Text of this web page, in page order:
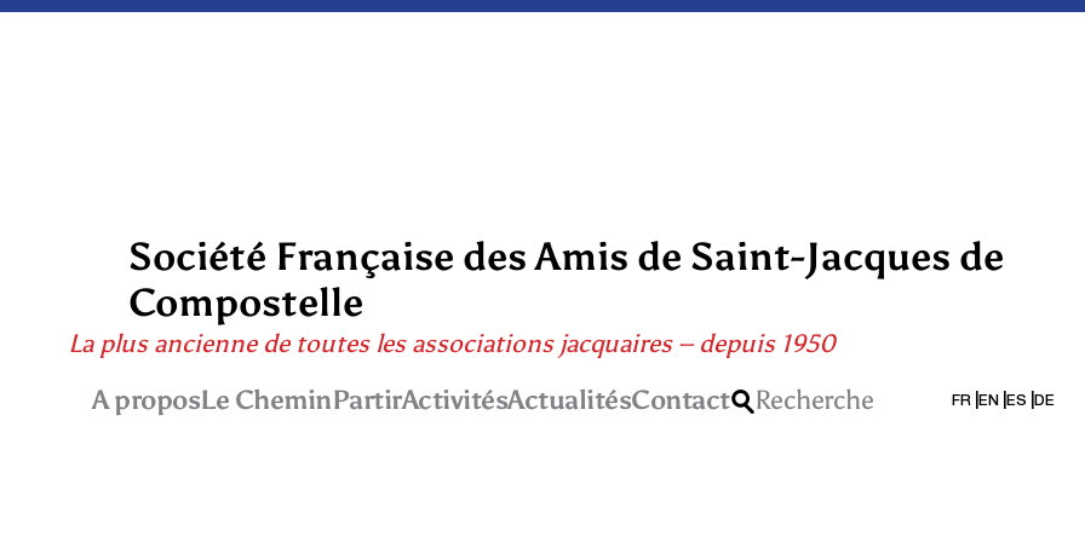
Société Française des Amis de Saint-Jacques de
Compostelle
La plus ancienne de toutes les associations jacquaires – depuis 1950
A proposLe CheminPartirActivitésActualitésContact Recherche FR EN ES DE